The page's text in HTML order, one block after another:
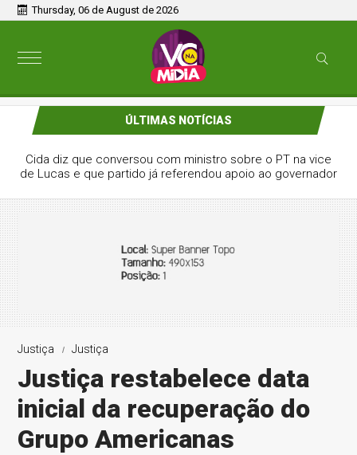
Thursday, 06 de August de 2026
ÚLTIMAS NOTÍCIAS
Cida diz que conversou com ministro sobre o PT na vice
de Lucas e que partido já referendou apoio ao governador
Justiça Justiça
Justiça restabelece data
inicial da recuperação do
Grupo Americanas